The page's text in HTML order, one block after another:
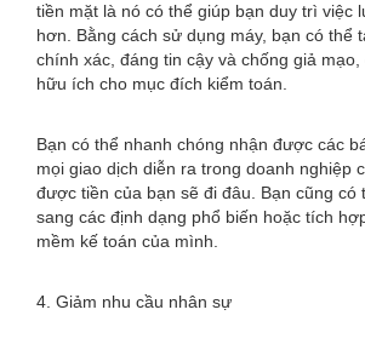
tiền mặt là nó có thể giúp bạn duy trì việc
hơn. Bằng cách sử dụng máy, bạn có thể
chính xác, đáng tin cậy và chống giả
hữu ích cho mục đích kiểm toán.
Bạn có thể nhanh chóng nhận được các
mọi giao dịch diễn ra trong doanh nghiệp
được tiền của bạn sẽ đi đâu. Bạn cũng có
sang các định dạng phổ biến hoặc tích
mềm kế toán của mình.
4. Giảm nhu cầu nhân sự